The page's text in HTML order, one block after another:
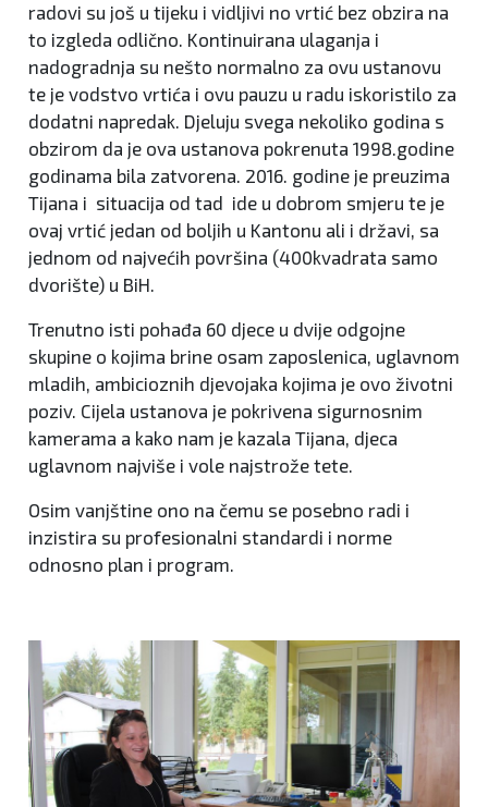
radovi su još u tijeku i vidljivi no vrtić bez obzira na
to izgleda odlično. Kontinuirana ulaganja i
nadogradnja su nešto normalno za ovu ustanovu
te je vodstvo vrtića i ovu pauzu u radu iskoristilo za
dodatni napredak. Djeluju svega nekoliko godina s
obzirom da je ova ustanova pokrenuta 1998.godine
godinama bila zatvorena. 2016. godine je preuzima
Tijana i situacija od tad ide u dobrom smjeru te je
ovaj vrtić jedan od boljih u Kantonu ali i državi, sa
jednom od najvećih površina (400kvadrata samo
dvorište) u BiH.
Trenutno isti pohađa 60 djece u dvije odgojne
skupine o kojima brine osam zaposlenica, uglavnom
mladih, ambicioznih djevojaka kojima je ovo životni
poziv. Cijela ustanova je pokrivena sigurnosnim
kamerama a kako nam je kazala Tijana, djeca
uglavnom najviše i vole najstrože tete.
Osim vanjštine ono na čemu se posebno radi i
inzistira su profesionalni standardi i norme
odnosno plan i program.